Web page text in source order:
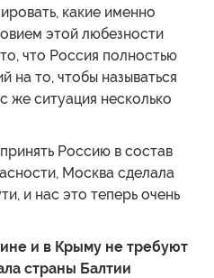
какие именно
этой любезности
что Россия полностью
на то, чтобы называться
же ситуация несколько
Россию в состав
Москва сделала
и нас это теперь очень
и в Крыму не требуют
страны Балтии